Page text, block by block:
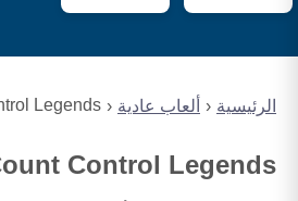
الرئيسية ألعاب عادية Legends
Control Legends